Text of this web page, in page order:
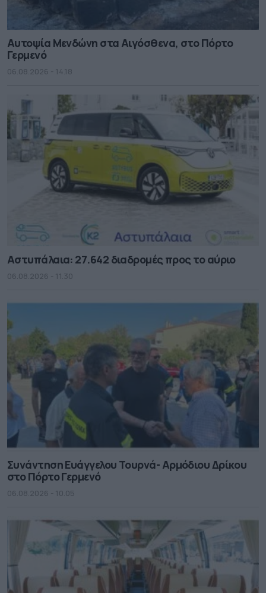
Αυτοψία Μενδώνη στα Αιγόσθενα, στο Πόρτο
Γερμενό
06.08.2026 - 14.18
Αστυπάλαια: 27.642 διαδρομές προς το αύριο
06.08.2026 - 11.30
Συνάντηση Ευάγγελου Τουρνά- Αρμόδιου Δρίκου
στο Πόρτο Γερμενό
06.08.2026 - 10.05